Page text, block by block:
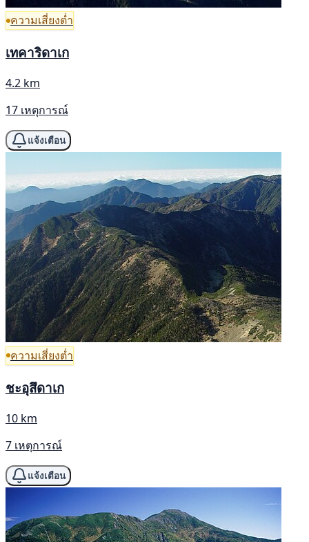
ความเสี่ยงต่ำ
เทคาริดาเก
4.2 km
17 เหตุการณ์
แจ้งเตือน
ความเสี่ยงต่ำ
ชะอุสึดาเก
10 km
7 เหตุการณ์
แจ้งเตือน